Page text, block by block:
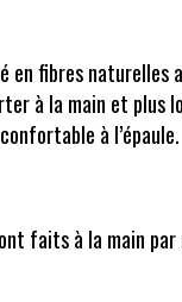
en fibres naturelles
à la main et plus
à l’épaule.
faits à la main